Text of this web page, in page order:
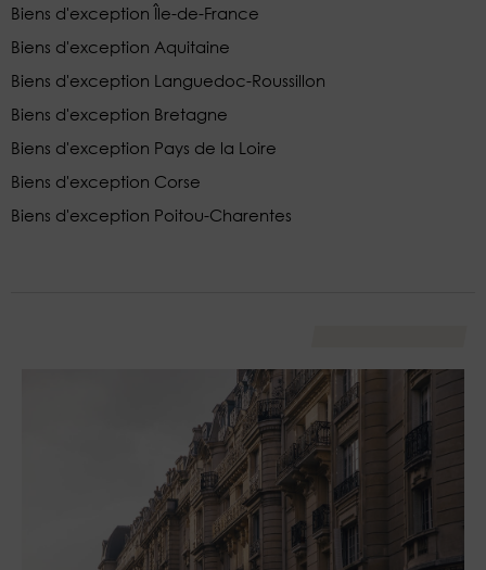
Biens d'exception Île-de-France
Biens d'exception Aquitaine
Biens d'exception Languedoc-Roussillon
Biens d'exception Bretagne
Biens d'exception Pays de la Loire
Biens d'exception Corse
Biens d'exception Poitou-Charentes